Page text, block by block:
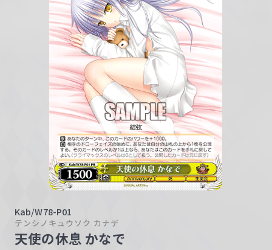
Kab/W78-P01
テンシノキュウソク カナデ
天使の休息 かなで